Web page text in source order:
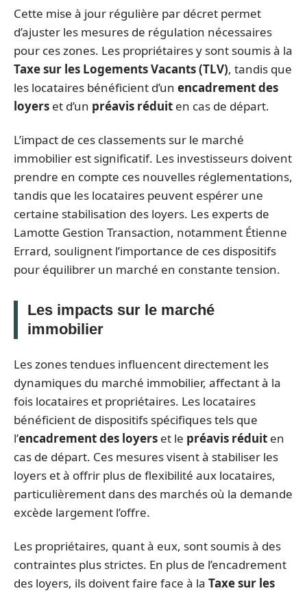
Cette mise à jour régulière par décret permet
d’ajuster les mesures de régulation nécessaires
pour ces zones. Les propriétaires y sont soumis à la
Taxe sur les Logements Vacants (TLV), tandis que
les locataires bénéficient d’un encadrement des
loyers et d’un préavis réduit en cas de départ.
L’impact de ces classements sur le marché
immobilier est significatif. Les investisseurs doivent
prendre en compte ces nouvelles réglementations,
tandis que les locataires peuvent espérer une
certaine stabilisation des loyers. Les experts de
Lamotte Gestion Transaction, notamment Étienne
Errard, soulignent l’importance de ces dispositifs
pour équilibrer un marché en constante tension.
Les impacts sur le marché
immobilier
Les zones tendues influencent directement les
dynamiques du marché immobilier, affectant à la
fois locataires et propriétaires. Les locataires
bénéficient de dispositifs spécifiques tels que
l’encadrement des loyers et le préavis réduit en
cas de départ. Ces mesures visent à stabiliser les
loyers et à offrir plus de flexibilité aux locataires,
particulièrement dans des marchés où la demande
excède largement l’offre.
Les propriétaires, quant à eux, sont soumis à des
contraintes plus strictes. En plus de l’encadrement
des loyers, ils doivent faire face à la Taxe sur les